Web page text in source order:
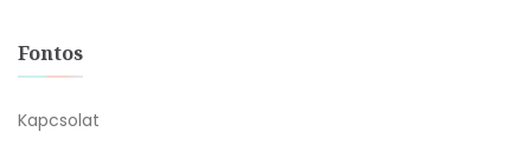
Fontos
Kapcsolat